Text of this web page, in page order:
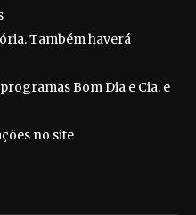
Também haverá
Bom Dia e Cia. e
no site